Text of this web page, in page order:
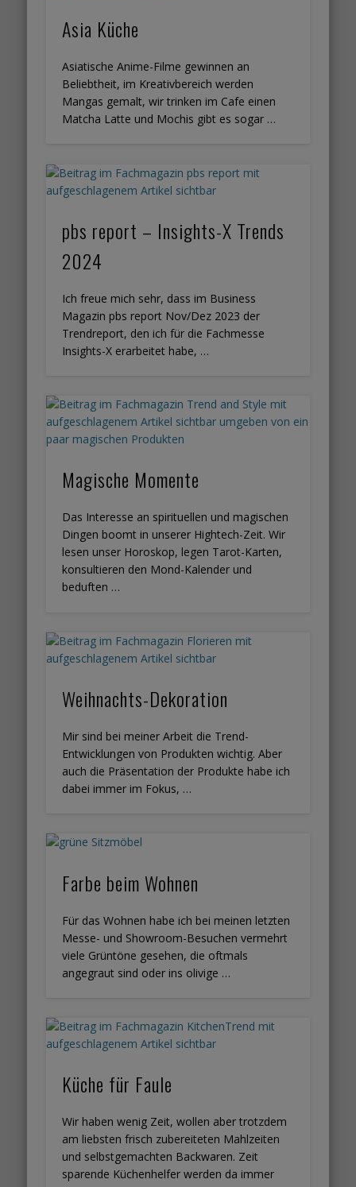
Asia Küche
Asiatische Anime-Filme gewinnen an
Beliebtheit, im Kreativbereich werden
Mangas gemalt, wir trinken im Cafe einen
Matcha Latte und Mochis gibt es sogar …
pbs report – Insights-X Trends
2024
Ich freue mich sehr, dass im Business
Magazin pbs report Nov/Dez 2023 der
Trendreport, den ich für die Fachmesse
Insights-X erarbeitet habe, …
Magische Momente
Das Interesse an spirituellen und magischen
Dingen boomt in unserer Hightech-Zeit. Wir
lesen unser Horoskop, legen Tarot-Karten,
konsultieren den Mond-Kalender und
beduften …
Weihnachts-Dekoration
Mir sind bei meiner Arbeit die Trend-
Entwicklungen von Produkten wichtig. Aber
auch die Präsentation der Produkte habe ich
dabei immer im Fokus, …
Farbe beim Wohnen
Für das Wohnen habe ich bei meinen letzten
Messe- und Showroom-Besuchen vermehrt
viele Grüntöne gesehen, die oftmals
angegraut sind oder ins olivige …
Küche für Faule
Wir haben wenig Zeit, wollen aber trotzdem
am liebsten frisch zubereiteten Mahlzeiten
und selbstgemachten Backwaren. Zeit
sparende Küchenhelfer werden da immer